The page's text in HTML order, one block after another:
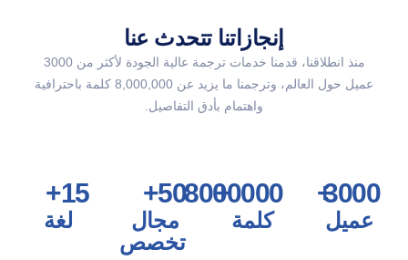
إنجازاتنا تتحدث عنا
منذ انطلاقنا، قدمنا خدمات ترجمة عالية الجودة لأكثر من 3000
عميل حول العالم، وترجمنا ما يزيد عن 8,000,000 كلمة باحترافية
واهتمام بأدق التفاصيل.
3000
+
عميل
8000000
+
كلمة
50
+
مجال
تخصص
15
+
لغة